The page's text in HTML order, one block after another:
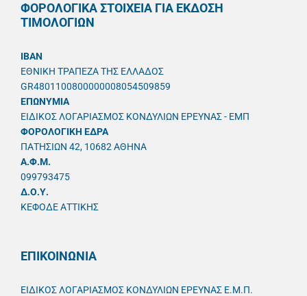
ΦΟΡΟΛΟΓΙΚΑ ΣΤΟΙΧΕΙΑ ΓΙΑ ΕΚΔΟΣΗ
ΤΙΜΟΛΟΓΙΩΝ
IBAN
ΕΘΝΙΚΗ ΤΡΑΠΕΖΑ ΤΗΣ ΕΛΛΑΔΟΣ
GR4801100800000008054509859
ΕΠΩΝΥΜΙΑ
ΕΙΔΙΚΟΣ ΛΟΓΑΡΙΑΣΜΟΣ ΚΟΝΔΥΛΙΩΝ ΕΡΕΥΝΑΣ - ΕΜΠ
ΦΟΡΟΛΟΓΙΚΗ ΕΔΡΑ
ΠΑΤΗΣΙΩΝ 42, 10682 ΑΘΗΝΑ
A.Φ.Μ.
099793475
Δ.Ο.Υ.
ΚΕΦΟΔΕ ΑΤΤΙΚΗΣ
ΕΠΙΚΟΙΝΩΝΙΑ
ΕΙΔΙΚΟΣ ΛΟΓΑΡΙΑΣΜΟΣ ΚΟΝΔΥΛΙΩΝ ΕΡΕΥΝΑΣ Ε.Μ.Π.